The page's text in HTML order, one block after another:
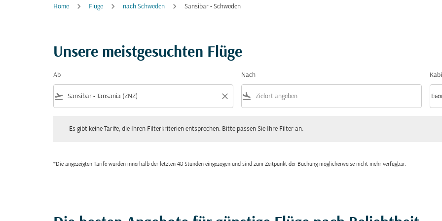
Home Flüge nach Schweden Sansibar - Schweden
Unsere meistgesuchten Flüge
Ab
flight_takeoff close
Nach
flight_land keyboard_arrow_down
Es gibt keine Tarife, die Ihren Filterkriterien entsprechen. Bitte passen Sie Ihre Filter an.
*Die angezeigten Tarife wurden innerhalb der letzten 48 Stunden eingezogen und sind zum Zeitpunkt der Buchung möglicherweise nicht mehr verfügbar.